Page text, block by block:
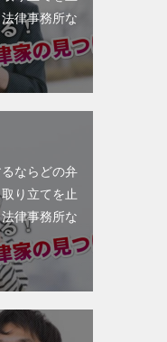
律事務所な
ならどの弁
り立てを止
律事務所な